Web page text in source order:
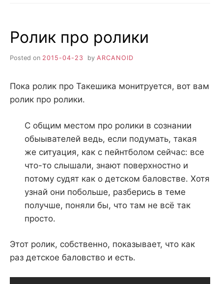
Ролик про ролики
Posted on 2015-04-23 by ARCANOID
Пока ролик про Такешика монитруется, вот вам
ролик про ролики.
С общим местом про ролики в сознании
обыывателей ведь, если подумать, такая
же ситуация, как с пейнтболом сейчас: все
что-то слышали, знают поверхностно и
потому судят как о детском баловстве. Хотя
узнай они побольше, разберись в теме
получше, поняли бы, что там не всё так
просто.
Этот ролик, собственно, показывает, что как
раз детское баловство и есть.